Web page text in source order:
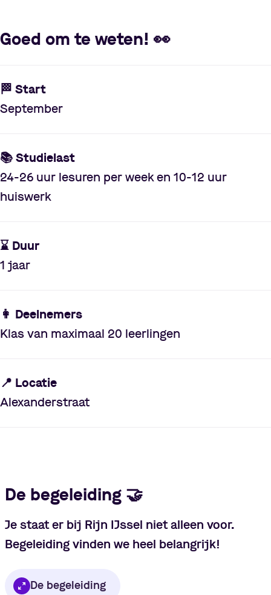
Goed om te weten! 👀
🏁 Start
September
📚 Studielast
24-26 uur lesuren per week en 10-12 uur
huiswerk
⌛️️ Duur
1 jaar
👩 Deelnemers
Klas van maximaal 20 leerlingen
📍 Locatie
Alexanderstraat
De begeleiding 🤝
Je staat er bij Rijn IJssel niet alleen voor.
Begeleiding vinden we heel belangrijk!
De begeleiding